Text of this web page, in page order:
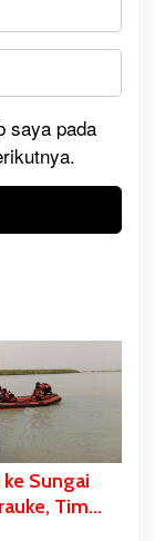
saya pada
ke Sungai
Tim